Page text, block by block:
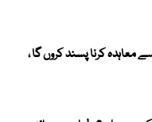
سے معاہدہ کرنا پسند کروں گا ،